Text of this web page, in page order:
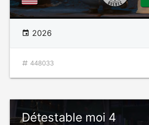
2026
448033
Détestable moi 4